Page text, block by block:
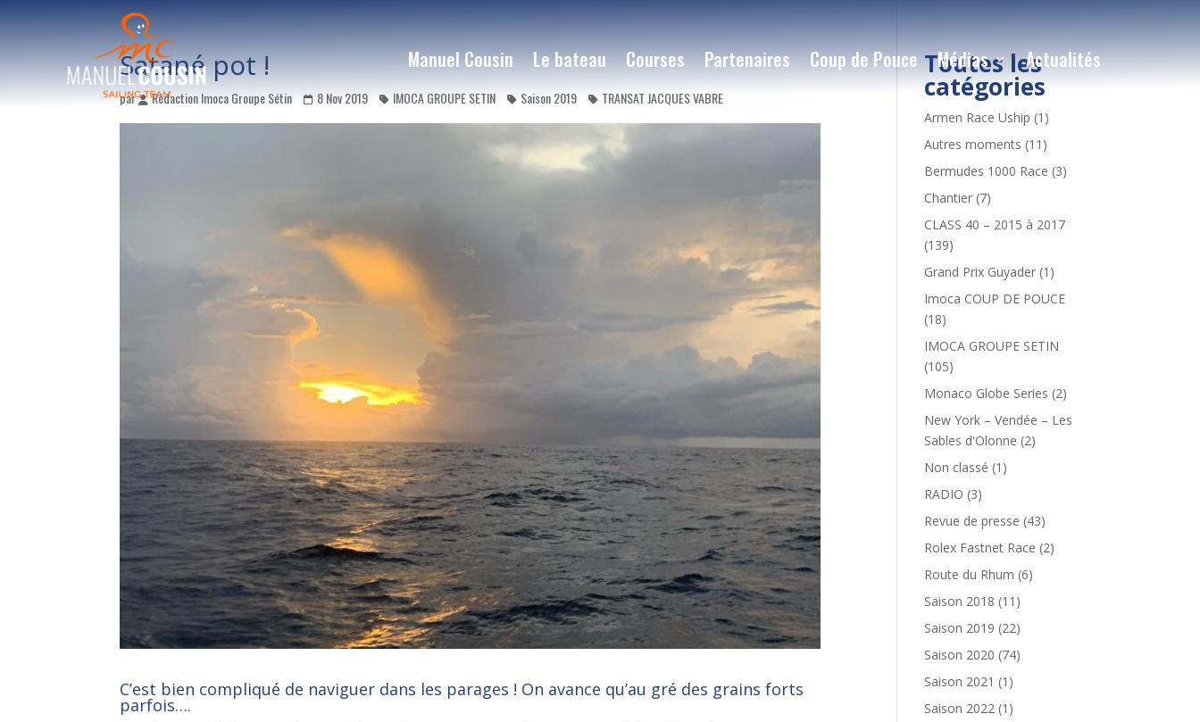
Manuel Cousin Le bateau Courses Partenaires Coup de Pouce Médias Actualités
Satané pot !
par Rédaction Imoca Groupe Sétin 8 Nov 2019 IMOCA GROUPE SETIN Saison 2019 TRANSAT JACQUES VABRE
C’est bien compliqué de naviguer dans les parages ! On avance qu’au gré des grains forts
parfois….
Toutes les
catégories
Armen Race Uship (1)
Autres moments (11)
Bermudes 1000 Race (3)
Chantier (7)
CLASS 40 – 2015 à 2017
(139)
Grand Prix Guyader (1)
Imoca COUP DE POUCE
(18)
IMOCA GROUPE SETIN
(105)
Monaco Globe Series (2)
New York – Vendée – Les
Sables d'Olonne (2)
Non classé (1)
RADIO (3)
Revue de presse (43)
Rolex Fastnet Race (2)
Route du Rhum (6)
Saison 2018 (11)
Saison 2019 (22)
Saison 2020 (74)
Saison 2021 (1)
Saison 2022 (1)